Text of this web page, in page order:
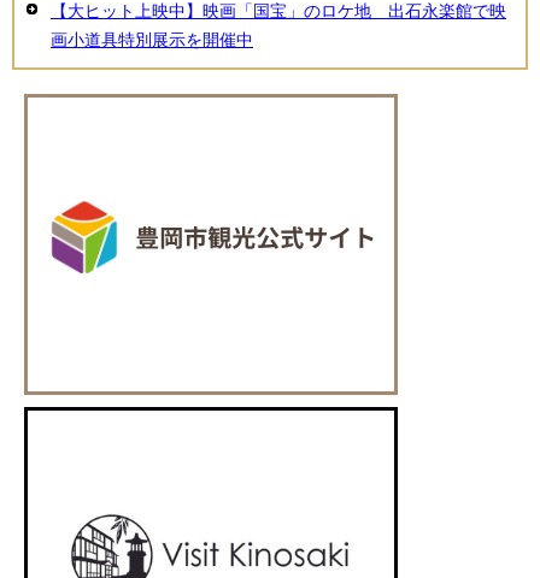
【大ヒット上映中】映画「国宝」のロケ地 出石永楽館で映
画小道具特別展示を開催中